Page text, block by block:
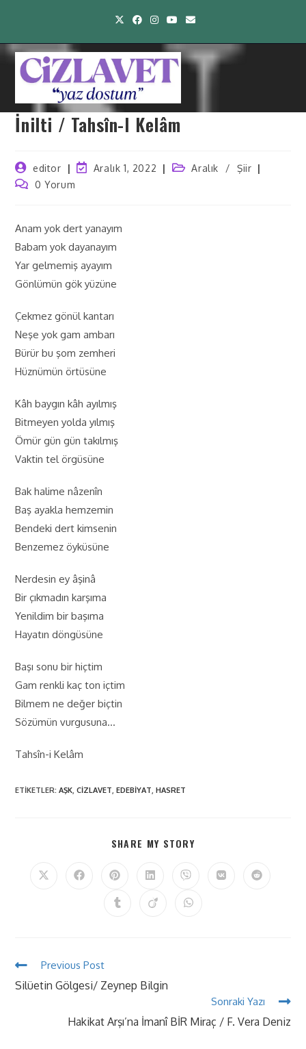
İnilti / Tahsîn-I Kelâm
editor Aralık 1, 2022 Aralık /
Şiir
0 Yorum
Anam yok dert yanayım
Babam yok dayanayım
Yar gelmemiş ayayım
Gönlümün gök yüzüne
Çekmez gönül kantarı
Neşe yok gam ambarı
Bürür bu şom zemheri
Hüznümün örtüsüne
Kâh baygın kâh ayılmış
Bitmeyen yolda yılmış
Ömür gün gün takılmış
Vaktin tel örgüsüne
Bak halime nâzenîn
Baş ayakla hemzemin
Bendeki dert kimsenin
Benzemez öyküsüne
Nerdesin ey âşinâ
Bir çıkmadın karşıma
Yenildim bir başıma
Hayatın döngüsüne
Başı sonu bir hiçtim
Gam renkli kaç ton içtim
Bilmem ne değer biçtin
Sözümün vurgusuna…
Tahsîn-i Kelâm
ETIKETLER:AŞK, CIZLAVET, EDEBIYAT, HASRET
SHARE MY STORY
Previous Post
Silüetin Gölgesi/ Zeynep Bilgin
Sonraki Yazı
Hakikat Arşı’na İmanî BİR Miraç / F. Vera Deniz